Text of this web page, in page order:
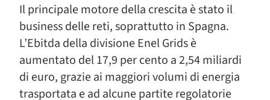
Il principale motore della crescita è stato il
business delle reti, soprattutto in Spagna.
L’Ebitda della divisione Enel Grids è
aumentato del 17,9 per cento a 2,54 miliardi
di euro, grazie ai maggiori volumi di energia
trasportata e ad alcune partite regolatorie